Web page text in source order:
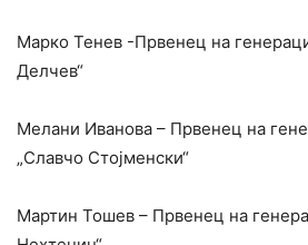
Марко Тенев -Првенец на
Делчев“
Мелани Иванова – Првенец на
„Славчо Стојменски“
Мартин Тошев – Првенец на